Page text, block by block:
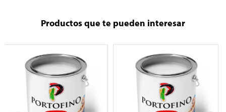
Productos que te pueden interesar